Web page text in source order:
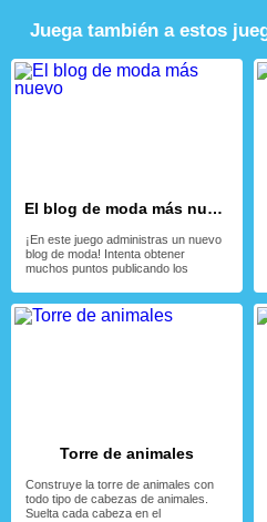
Juega también a estos
El blog de moda más nuevo
¡En este juego administras un nuevo
blog de moda! Intenta obtener
muchos puntos publicando los
Torre de animales
Construye la torre de animales con
todo tipo de cabezas de animales.
Suelta cada cabeza en el